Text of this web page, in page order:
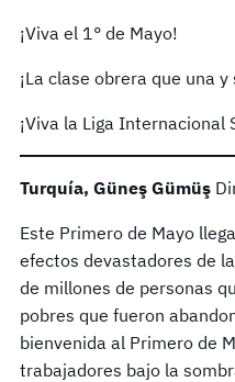
¡Viva el 1° de Mayo!
¡La clase obrera que una
¡Viva la Liga Internacional
Turquía, Güneş Gümüş
Este Primero de Mayo
efectos devastadores de
de millones de personas
pobres que fueron
bienvenida al Primero de
trabajadores bajo la